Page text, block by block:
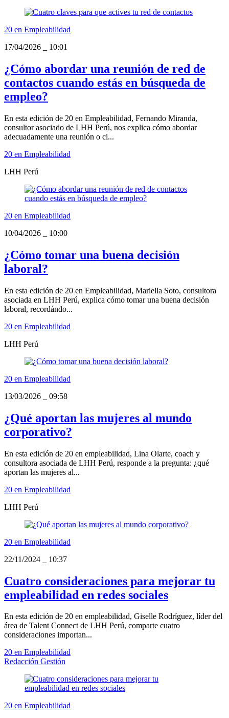
20 en Empleabilidad
17/04/2026
10:01
¿Cómo abordar una reunión de red de
contactos cuando estás en búsqueda de
empleo?
En esta edición de 20 en Empleabilidad, Fernando Miranda,
consultor asociado de LHH Perú, nos explica cómo abordar
adecuadamente una reunión o ci...
20 en Empleabilidad
LHH Perú
20 en Empleabilidad
10/04/2026
10:00
¿Cómo tomar una buena decisión
laboral?
En esta edición de 20 en Empleabilidad, Mariella Soto, consultora
asociada en LHH Perú, explica cómo tomar una buena decisión
laboral, recordándo...
20 en Empleabilidad
LHH Perú
20 en Empleabilidad
13/03/2026
09:58
¿Qué aportan las mujeres al mundo
corporativo?
En esta edición de 20 en empleabilidad, Lina Olarte, coach y
consultora asociada de LHH Perú, responde a la pregunta: ¿qué
aportan las mujeres al...
20 en Empleabilidad
LHH Perú
20 en Empleabilidad
22/11/2024
10:37
Cuatro consideraciones para mejorar tu
empleabilidad en redes sociales
En esta edición de 20 en empleabilidad, Giselle Rodríguez, líder del
área de Talent Connect de LHH Perú, comparte cuatro
consideraciones importan...
20 en Empleabilidad
Redacción Gestión
20 en Empleabilidad